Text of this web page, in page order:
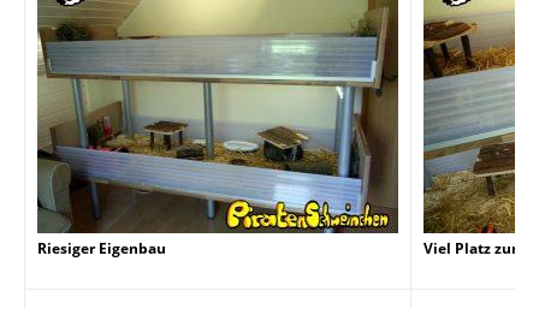
Riesiger Eigenbau Viel Platz zum